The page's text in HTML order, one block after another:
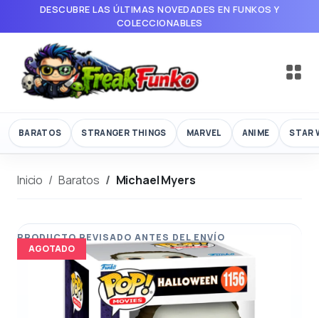
DESCUBRE LAS ÚLTIMAS NOVEDADES EN FUNKOS Y
COLECCIONABLES
BARATOS STRANGER THINGS MARVEL ANIME STAR
Inicio Baratos Michael Myers
AGOTADO